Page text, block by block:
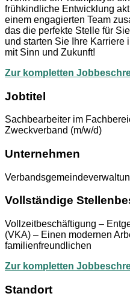
frühkindliche Entwicklung
einem engagierten Team
das die perfekte Stelle für
und starten Sie Ihre
mit Sinn und Zukunft!
Zur kompletten
Jobtitel
Sachbearbeiter im
Zweckverband (m/w/d)
Unternehmen
Vollständige
Vollzeitbeschäftigung –
(VKA) – Einen modernen
familienfreundlichen
Zur kompletten
Standort